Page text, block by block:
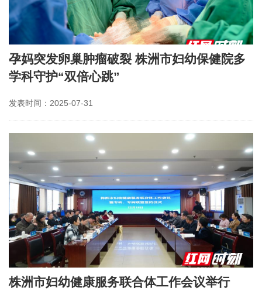
孕妈突发卵巢肿瘤破裂 株洲市妇幼保健院多
学科守护“双倍心跳”
发表时间：2025-07-31
株洲市妇幼健康服务联合体工作会议举行